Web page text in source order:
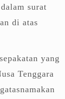
surat
di atas
yang
Tenggara